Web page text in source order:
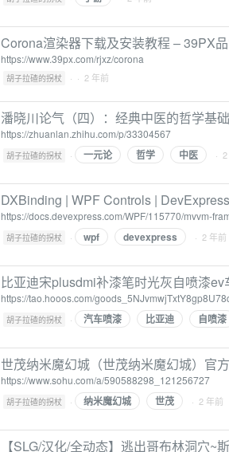
Corona渲染器下载及安装教程 – 39PX
https://www.39px.com/rjxz/corona
胡子拉碴的拐杖 · · 2 年前
潘晓川论气（四）：经典中医的哲学基
https://zhuanlan.zhihu.com/p/33304567
胡子拉碴的拐杖 · 一元论 哲学 中医 ·
DXBinding | WPF Controls |
https://docs.devexpress.com/WPF/115770/mvvm-
胡子拉碴的拐杖 · wpf devexpress · 2 年前
比亚迪宋plusdmi补漆笔时光灰自喷漆
https://tao.hooos.com/
胡子拉碴的拐杖 · 汽车喷漆 比亚迪 自喷漆
世茂纳米魔幻城（世茂纳米魔幻城）官
https://www.sohu.com/a/590588298_121256727
胡子拉碴的拐杖 · 纳米魔幻城 世茂 · 2 年前
【SLG/汉化/全动态】逃出哥布林洞穴